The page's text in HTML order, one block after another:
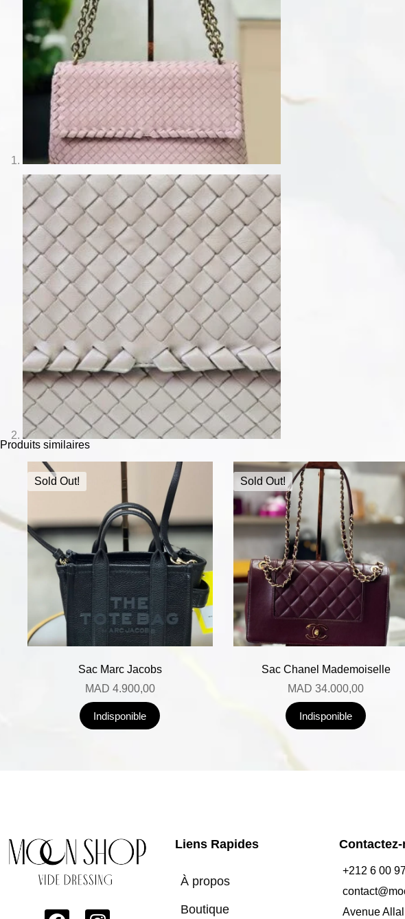
Produits similaires
Sold Out!
Sac Marc Jacobs
MAD 4.900,00
Indisponible
Sold Out!
Sac Chanel Mademoiselle
MAD 34.000,00
Indisponible
Liens Rapides
À propos
Boutique
+212 6 00
Avenue